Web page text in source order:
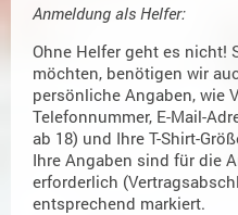
Anmeldung als Helfer:
Ohne Helfer geht es nicht!
möchten, benötigen wir
persönliche Angaben, wie
Telefonnummer, E-Mail-
ab 18) und Ihre T-Shirt-
Ihre Angaben sind für die
erforderlich
entsprechend markiert.